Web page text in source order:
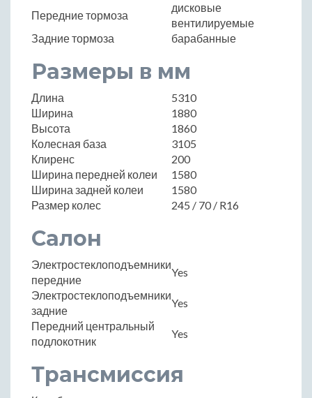
Передние тормоза
дисковые
вентилируемые
Задние тормоза
барабанные
Размеры в мм
Длина
5310
Ширина
1880
Высота
1860
Колесная база
3105
Клиренс
200
Ширина передней колеи
1580
Ширина задней колеи
1580
Размер колес
245 / 70 / R16
Салон
Электростеклоподъемники
передние
Yes
Электростеклоподъемники
задние
Yes
Передний центральный
подлокотник
Yes
Трансмиссия